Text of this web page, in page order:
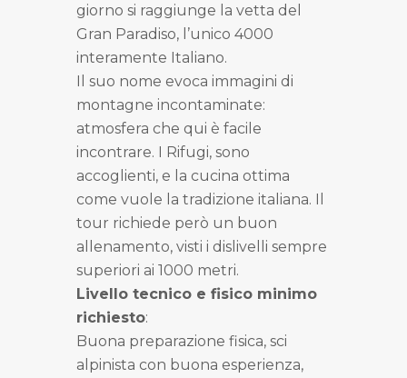
giorno si raggiunge la vetta del
Gran Paradiso, l’unico 4000
interamente Italiano.
Il suo nome evoca immagini di
montagne incontaminate:
atmosfera che qui è facile
incontrare. I Rifugi, sono
accoglienti, e la cucina ottima
come vuole la tradizione italiana. Il
tour richiede però un buon
allenamento, visti i dislivelli sempre
superiori ai 1000 metri.
Livello tecnico e fisico minimo
richiesto:
Buona preparazione fisica, sci
alpinista con buona esperienza,